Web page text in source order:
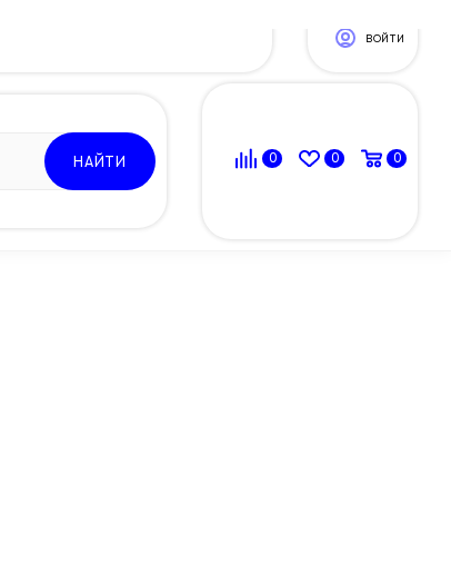
ВОЙТИ
НАЙТИ 0 0 0